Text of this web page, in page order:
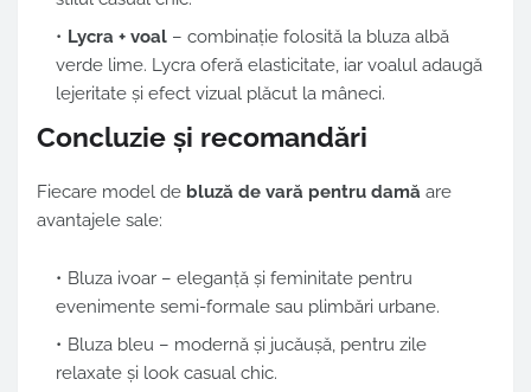
Lycra + voal – combinație folosită la bluza albă
verde lime. Lycra oferă elasticitate, iar voalul adaugă
lejeritate și efect vizual plăcut la mâneci.
Concluzie și recomandări
Fiecare model de bluză de vară pentru damă are
avantajele sale:
Bluza ivoar – eleganță și feminitate pentru
evenimente semi-formale sau plimbări urbane.
Bluza bleu – modernă și jucăușă, pentru zile
relaxate și look casual chic.